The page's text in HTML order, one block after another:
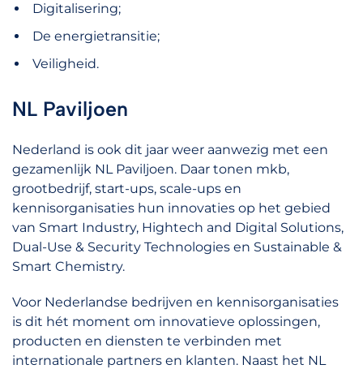
Digitalisering;
De energietransitie;
Veiligheid.
NL Paviljoen
Nederland is ook dit jaar weer aanwezig met een
gezamenlijk NL Paviljoen. Daar tonen mkb,
grootbedrijf, start-ups, scale-ups en
kennisorganisaties hun innovaties op het gebied
van Smart Industry, Hightech and Digital Solutions,
Dual-Use & Security Technologies en Sustainable &
Smart Chemistry.
Voor Nederlandse bedrijven en kennisorganisaties
is dit hét moment om innovatieve oplossingen,
producten en diensten te verbinden met
internationale partners en klanten. Naast het NL